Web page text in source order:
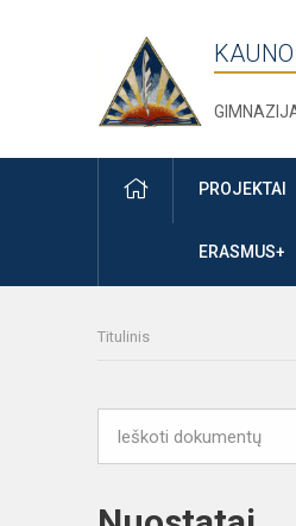
PRADŽIAPROJEKTAI
ERASMUS+
Titulinis